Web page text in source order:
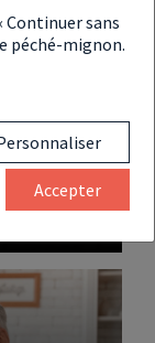
l'article
QUI
l'article
Continuer sans
péché-mignon.
Accepter